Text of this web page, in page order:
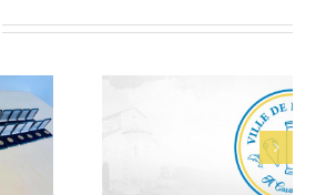
Alerte Canicule –
CCAS